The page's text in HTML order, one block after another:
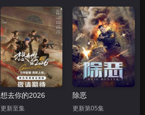
想去你的2026
更新至集
除恶
更新第05集